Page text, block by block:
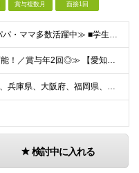
賞与複数月 面接1回
≪ブランクOK！パパ・ママ多数活躍中≫ ■学生時代を含め、アルバイトや社員として顧客折衝のご経験がある方 ■学歴不問 ～こんな方を歓迎します～ □安定した職場で長く働きたい方 □しっかり稼いで自分の
≪月収36万円も可能！／賞与年2回◎≫ 【愛知】★月収36.7万円も可能 月給32万7000円～＋賞与年2回＋各種手当 【大阪・兵庫・新潟】★月収34.7万円も可能 月給30万7000円～＋賞与年
☆新潟県、愛知県、兵庫県、大阪府、福岡県、大分県 ☆出社は月1回～週1回程度◎直行直帰OK！ ☆マイカー使用または社用車貸与あり アクセスのしやすさやあなたの希望を考慮し、配属先や担当店舗を決定しま
検討中に入れる